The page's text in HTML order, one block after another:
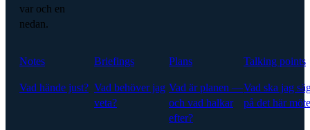
var och en
nedan.
Notes
Vad hände just?
Briefings
Vad behöver jag
veta?
Plans
Vad är planen —
och vad halkar
efter?
Talking points
Vad ska jag
på det här